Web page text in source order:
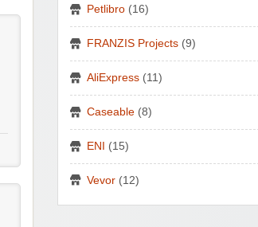
Petlibro (16)
FRANZIS Projects (9)
AliExpress (11)
Caseable (8)
ENI (15)
Vevor (12)